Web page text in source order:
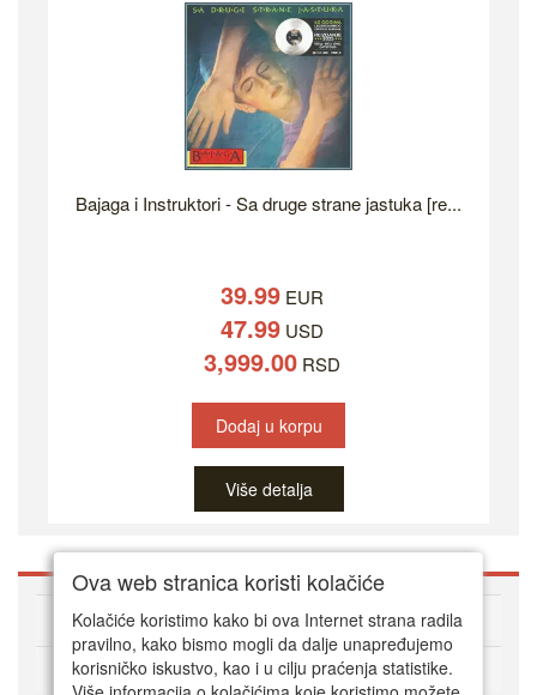
Bajaga i Instruktori - Sa druge strane jastuka [re...
39.99EUR
47.99USD
3,999.00RSD
Dodaj u korpu
Više detalja
O DVD Zoni
Kako kupovati online
Ova web stranica koristi kolačiće
Kolačiće koristimo kako bi ova Internet strana radila
pravilno, kako bismo mogli da dalje unapređujemo
korisničko iskustvo, kao i u cilju praćenja statistike.